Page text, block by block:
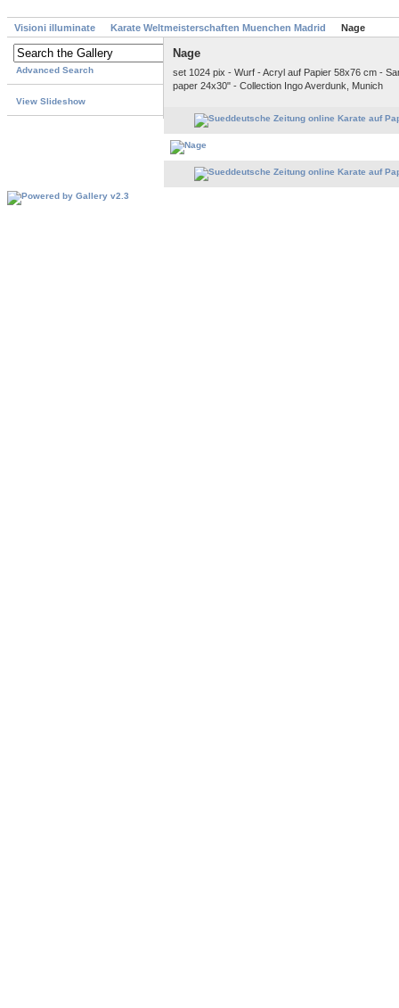
Visioni illuminate Karate Weltmeisterschaften Muenchen Madrid Nage
Advanced Search
View Slideshow
Nage
set 1024 pix - Wurf - Acryl auf Papier 58x76 cm -
paper 24x30" - Collection Ingo Averdunk, Munich